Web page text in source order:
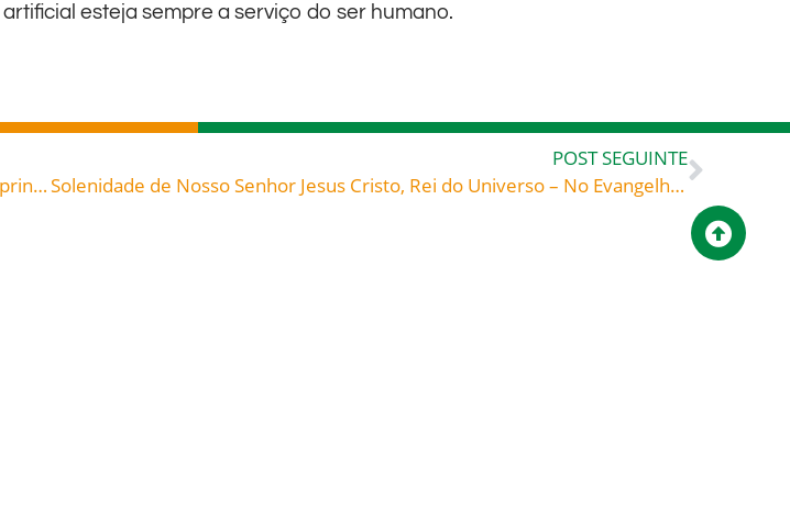
esteja sempre a serviço do ser humano.
São Gelásio I Papa (Século V), celebrado hoje, 21, roga por todos nós, principalmente para que tenhamos saúde de alma e corpo!
POST SEGUINTE
Solenidade de Nosso Senhor Jesus Cristo, Rei do Universo – No Evangelho, Mateus nos diz que as obras de misericórdia são a resposta que Deus espera de nos em meio a uma situação de desgraças e infelicidade